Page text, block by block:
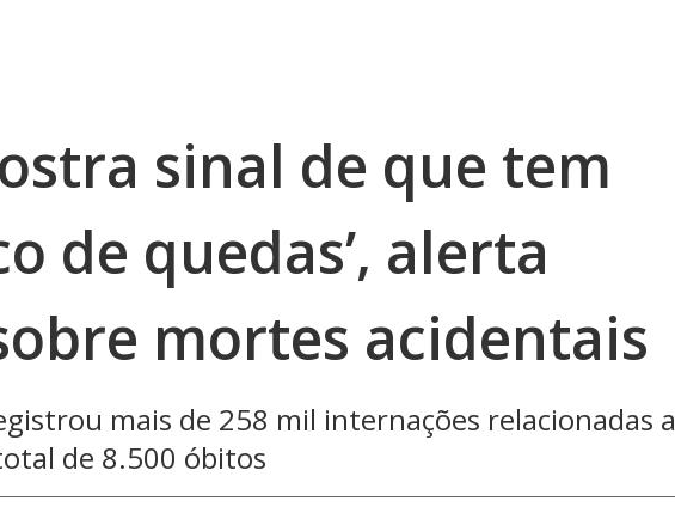
sinal de que tem
de quedas’, alerta
mortes acidentais
mais de 258 mil internações relacionadas a
de 8.500 óbitos